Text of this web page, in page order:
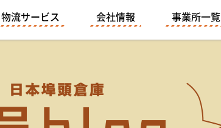
物流サービス 会社情報 事業所一覧